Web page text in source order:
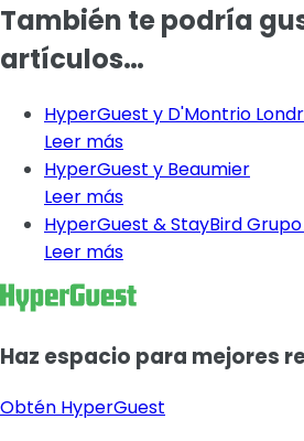
También te podría
artículos…
HyperGuest y D'Montrio
Leer más
HyperGuest y Beaumier
Leer más
HyperGuest & StayBird
Leer más
Haz espacio para mejores
Obtén HyperGuest